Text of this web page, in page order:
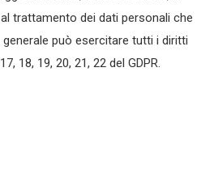
trattamento dei dati personali che
può esercitare tutti i diritti
18, 19, 20, 21, 22 del GDPR.